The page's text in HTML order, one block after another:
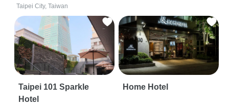
Taipei City, Taiwan
Taipei 101 Sparkle
Hotel
Home Hotel